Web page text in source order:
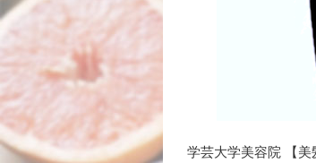
学芸大学美容院 【美